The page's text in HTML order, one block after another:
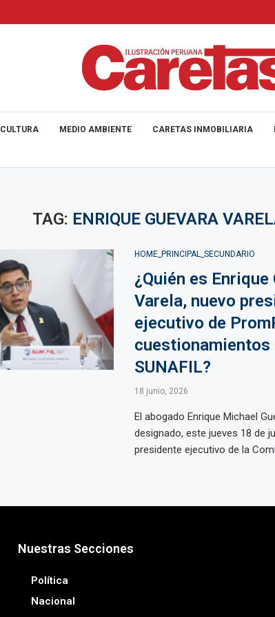
CULTURA MEDIO AMBIENTE CARETAS INMOBILIARIA
TAG: ENRIQUE GUEVARA
HOME_PRINCIPAL_SECUNDARIO
¿Quién es Enrique
Varela, nuevo
ejecutivo de
cuestionamientos
SUNAFIL?
18 junio, 2026
El abogado Enrique Michael
designado, este jueves 18 de
presidente ejecutivo de la
Nuestras Secciones
Política
Nacional